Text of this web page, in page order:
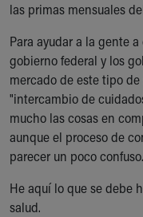
Our Mission, Vision,
Community Mission
Connect With Us
Our Culture of Caring
Newsroom
Our Leadership
Quality and Patient
Unity and Engagement
Women's Board
Our History
las primas mensuales
Para ayudar a la gente
gobierno federal y los
mercado de este tipo
"intercambio de
mucho las cosas en
aunque el proceso de
parecer un poco confuso.
He aquí lo que se debe
salud.